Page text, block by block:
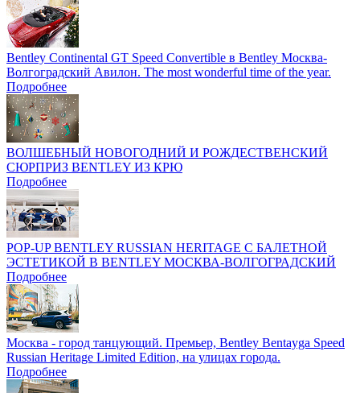
Bentley Continental GT Speed Convertible в Bentley Москва-
Волгоградский Авилон. The most wonderful time of the year.
Подробнее
ВОЛШЕБНЫЙ НОВОГОДНИЙ И РОЖДЕСТВЕНСКИЙ
СЮРПРИЗ BENTLEY ИЗ КРЮ
Подробнее
POP-UP BENTLEY RUSSIAN HERITAGE С БАЛЕТНОЙ
ЭСТЕТИКОЙ В BENTLEY МОСКВА-ВОЛГОГРАДСКИЙ
Подробнее
Москва - город танцующий. Премьер, Bentley Bentayga Speed
Russian Heritage Limited Edition, на улицах города.
Подробнее